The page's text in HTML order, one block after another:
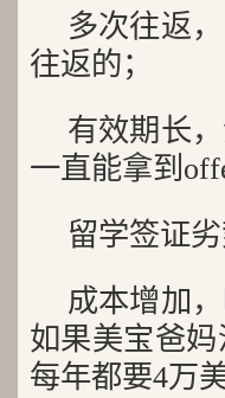
多次往返
往返的；
有效期长
一直能拿到
留学签证劣
成本增加
如果美宝爸
每年都要4万